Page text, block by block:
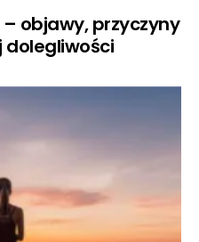
objawy, przyczyny
dolegliwości